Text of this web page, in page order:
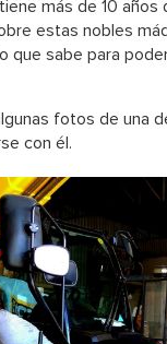
más de 10
estas nobles
que sabe para
fotos de una
con él.